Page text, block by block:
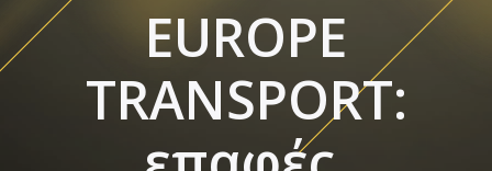
EUROPE
TRANSPORT: